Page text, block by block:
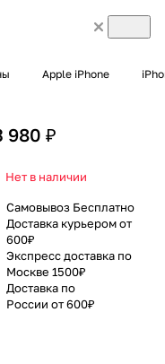
Apple iPhone
980 ₽
Нет в наличии
Самовывоз Бесплатно
Доставка курьером от
600₽
Экспресс доставка по
Москве 1500₽
Доставка по
России от 600₽